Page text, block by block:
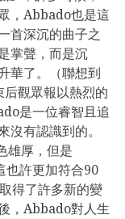
，Abbado也是這
首深沉的曲子之
掌聲，而是沉
華了。（聯想到
觀眾報以熱烈的
是一位睿智且追
有認識到的。
雄厚，但是
也許更加符合90
得了許多新的變
，Abbado對人生